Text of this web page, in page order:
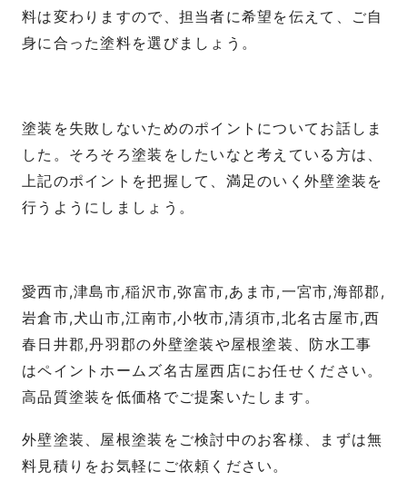
料は変わりますので、担当者に希望を伝えて、ご自
身に合った塗料を選びましょう。
塗装を失敗しないためのポイントについてお話しま
した。そろそろ塗装をしたいなと考えている方は、
上記のポイントを把握して、満足のいく外壁塗装を
行うようにしましょう。
愛西市,津島市,稲沢市,弥富市,あま市,一宮市,海部郡,
岩倉市,犬山市,江南市,小牧市,清須市,北名古屋市,西
春日井郡,丹羽郡の外壁塗装や屋根塗装、防水工事
はペイントホームズ名古屋西店にお任せください。
高品質塗装を低価格でご提案いたします。
外壁塗装、屋根塗装をご検討中のお客様、まずは無
料見積りをお気軽にご依頼ください。